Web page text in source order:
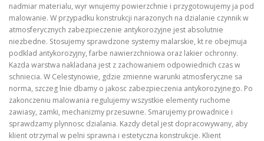
nadmiar materialu, wyr wnujemy powierzchnie i przygotowujemy ja pod
malowanie. W przypadku konstrukcji narazonych na dzialanie czynnik w
atmosferycznych zabezpieczenie antykorozyjne jest absolutnie
niezbedne. Stosujemy sprawdzone systemy malarskie, kt re obejmuja
podklad antykorozyjny, farbe nawierzchniowa oraz lakier ochronny.
Kazda warstwa nakladana jest z zachowaniem odpowiednich czas w
schniecia. W Celestynowie, gdzie zmienne warunki atmosferyczne sa
norma, szczeg lnie dbamy o jakosc zabezpieczenia antykorozyjnego. Po
zakonczeniu malowania regulujemy wszystkie elementy ruchome
zawiasy, zamki, mechanizmy przesuwne. Smarujemy prowadnice i
sprawdzamy plynnosc dzialania. Kazdy detal jest dopracowywany, aby
klient otrzymal w pelni sprawna i estetyczna konstrukcje. Klient